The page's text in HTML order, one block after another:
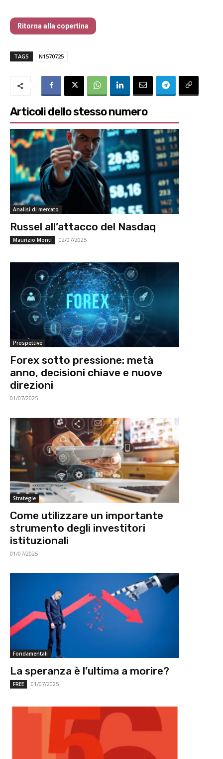
Ritorna alla copertina
TAGS N1570725
Articoli dello stesso numero
Analisi di mercato
Russel all’attacco del Nasdaq
Maurizio Monti 02/07/2025
Prospettive
Forex sotto pressione: metà
anno, decisioni chiave e nuove
direzioni
01/07/2025
Strategie
Come utilizzare un importante
strumento degli investitori
istituzionali
01/07/2025
Fondamentali
La speranza è l’ultima a morire?
FREE 01/07/2025